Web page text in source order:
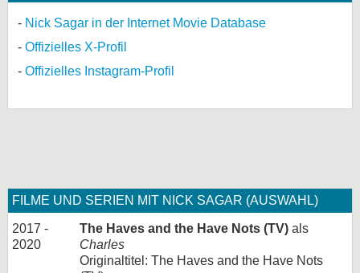
Nick Sagar in der Internet Movie Database
Offizielles X-Profil
Offizielles Instagram-Profil
FILME UND SERIEN MIT NICK SAGAR (AUSWAHL)
2017 -
2020
The Haves and the Have Nots (TV) als
Charles
Originaltitel: The Haves and the Have Nots